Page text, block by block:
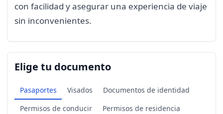
con facilidad y asegurar una experiencia de viaje
sin inconvenientes.
Elige tu documento
Pasaportes Visados
Documentos de identidad
Permisos de conducir
Permisos de residencia